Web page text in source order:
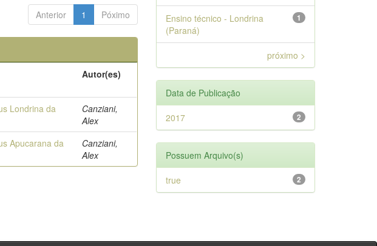
Anterior 1 Póximo
Autor(es)
Londrina da
Canziani,
Alex
Apucarana da
Canziani,
Alex
1
Ensino técnico - Londrina
(Paraná)
próximo >
Data de Publicação
2
2017
Possuem Arquivo(s)
2
true